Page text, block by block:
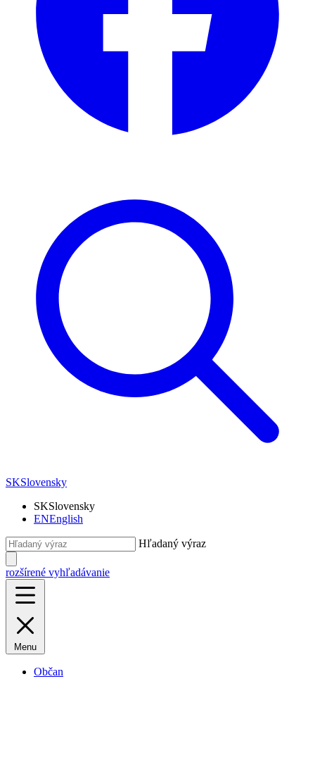
SKSlovensky
SKSlovensky
ENEnglish
Hľadaný výraz
rozšírené vyhľadávanie
Menu
Občan